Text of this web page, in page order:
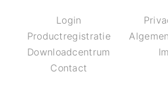
Login
Productregistratie
Downloadcentrum
Contact